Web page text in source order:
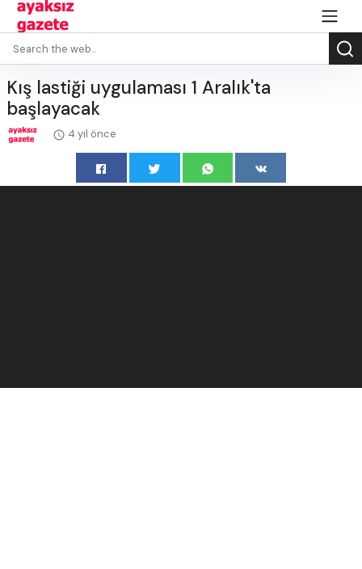
Kış lastiği uygulaması 1 Aralık'ta
başlayacak
4 yıl önce